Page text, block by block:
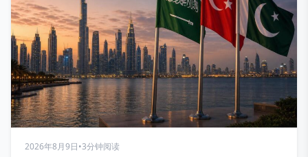
2026年8月9日•3分钟阅读